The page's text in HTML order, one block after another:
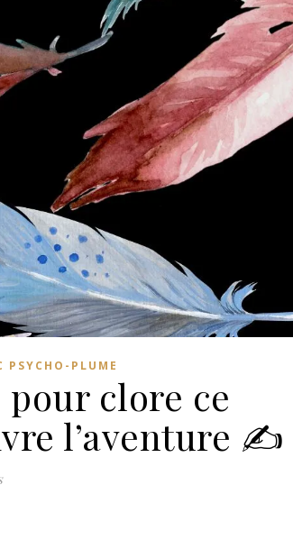
PSYCHO-PLUME
clore ce
l’aventure ✍️